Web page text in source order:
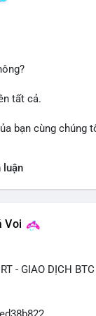
xảy ra.
lẻ: Quan sát
nên sử dụng
#tichluydaihan
tất cả.
bạn cùng chúng
luận
Voi
- GIAO DỊCH